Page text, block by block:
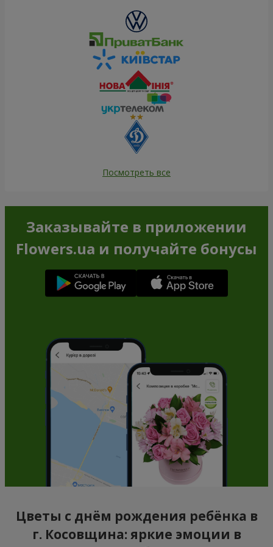
Посмотреть все
Заказывайте в приложении
Flowers.ua и получайте бонусы
Цветы с днём рождения ребёнка в
г. Косовщина: яркие эмоции в